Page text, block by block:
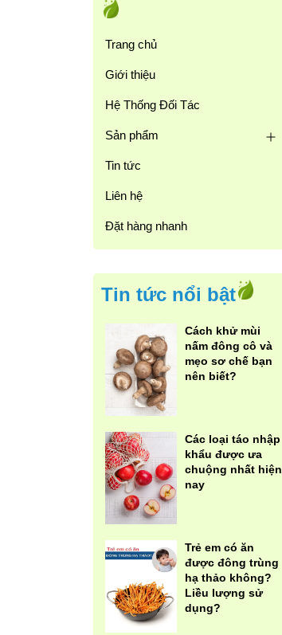
Trang chủ
Giới thiệu
Hệ Thống Đối Tác
Sản phẩm
Tin tức
Liên hệ
Đặt hàng nhanh
Tin tức nổi bật
Cách khử mùi
nấm đông cô và
mẹo sơ chế bạn
nên biết?
Các loại táo nhập
khẩu được ưa
chuộng nhất hiện
nay
Trẻ em có ăn
được đông trùng
hạ thảo không?
Liều lượng sử
dụng?